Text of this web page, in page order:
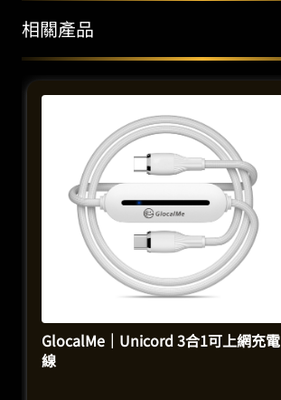
相關產品
GlocalMe｜Unicord 3合1可上網充電
線